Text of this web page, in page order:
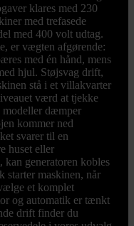
klares med 230
med trefasede
med 400 volt udtag.
er vægten afgørende:
med én hånd, mens
hjul. Støjsvag drift,
stå i et villakvarter
værd at tjekke
dæmper
kommer ned
svarer til en
huset eller
generatoren kobles
starter maskinen, når
et komplet
og automatik er tænkt
drift finder du